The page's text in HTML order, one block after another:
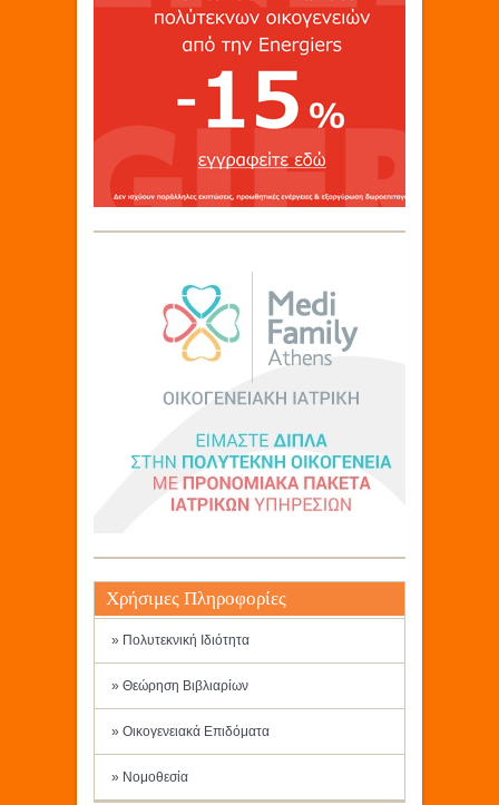
Χρήσιμες Πληροφορίες
» Πολυτεκνική Ιδιότητα
» Θεώρηση Βιβλιαρίων
» Οικογενειακά Επιδόματα
» Νομοθεσία